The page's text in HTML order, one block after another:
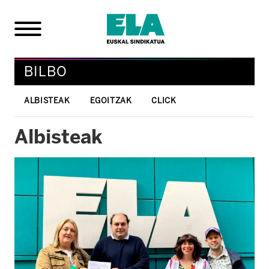
BILBO
ALBISTEAK EGOITZAK CLICK
Albisteak